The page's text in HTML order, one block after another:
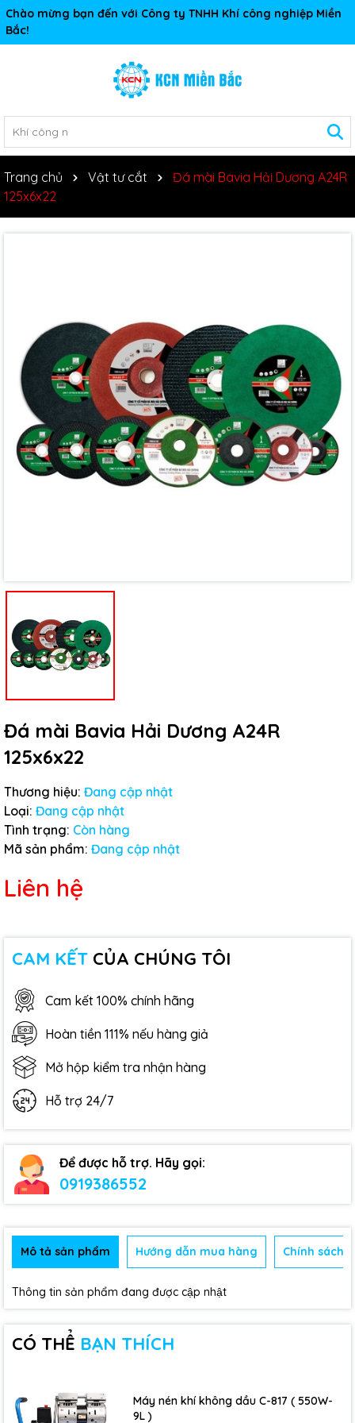
Chào mừng bạn đến với Công ty TNHH Khí công nghiệp Miền
Bắc!
Trang chủ Vật tư cắt
Đá mài Bavia Hải Dương A24R
125x6x22
Đá mài Bavia Hải Dương A24R
125x6x22
Thương hiệu: Đang cập nhật
Loại: Đang cập nhật
Tình trạng: Còn hàng
Mã sản phẩm: Đang cập nhật
Liên hệ
CAM KẾT CỦA CHÚNG TÔI
Cam kết 100% chính hãng
Hoàn tiền 111% nếu hàng giả
Mở hộp kiểm tra nhận hàng
Hỗ trợ 24/7
Để được hỗ trợ. Hãy gọi:
0919386552
Mô tả sản phẩm Hướng dẫn mua hàng Chính sách
Thông tin sản phẩm đang được cập nhật
CÓ THỂ BẠN THÍCH
Máy nén khí không dầu C-817 ( 550W-
9L )